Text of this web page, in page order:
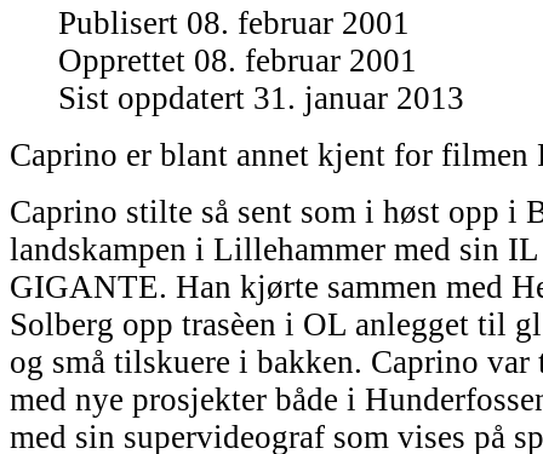
Publisert 08. februar 2001
Opprettet 08. februar 2001
Sist oppdatert 31. januar 2013
Caprino er blant annet kjent for filmen
Caprino stilte så sent som i høst opp i
landskampen i Lillehammer med sin
GIGANTE. Han kjørte sammen med
Solberg opp trasèen i OL anlegget til
og små tilskuere i bakken. Caprino
med nye prosjekter både i
med sin supervideograf som vises på